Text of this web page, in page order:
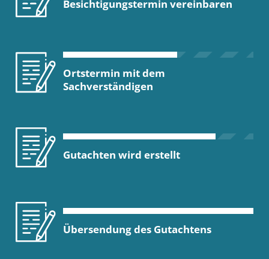
Besichtigungstermin vereinbaren
Ortstermin mit dem
Sachverständigen
Gutachten wird erstellt
Übersendung des Gutachtens